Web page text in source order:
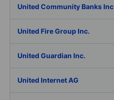
United Community Banks Inc
United Fire Group Inc.
United Guardian Inc.
United Internet AG